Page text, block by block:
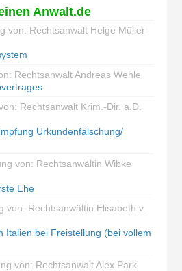
Anwalt.de
von: Rechtsanwalt Helge Müller-
Rechtsanwalt Andreas Wehle
Rechtsanwalt Krim.-Dir. a.D.
Urkundenfälschung/
von: Rechtsanwältin Wibke
Ehe
von: Rechtsanwältin Elisabeth v.
Italien bei Freistellung (bei vollem
von: Rechtsanwalt Alex Park